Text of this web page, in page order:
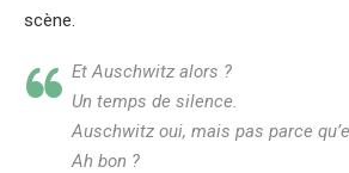
scène.
Et Auschwitz alors ?
Un temps de silence.
Auschwitz oui, mais pas parce
Ah bon ?